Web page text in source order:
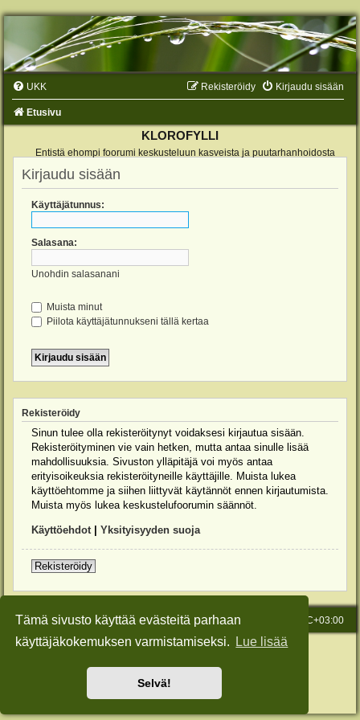
Tämä sivusto käyttää evästeitä parhaan
käyttäjäkokemuksen varmistamiseksi.
Lue lisää
Selvä!
UKK Kirjaudu sisään
Rekisteröidy
Etusivu
KLOROFYLLI
Entistä ehompi foorumi keskusteluun kasveista ja puutarhanhoidosta
Kirjaudu sisään
Käyttäjätunnus:
Salasana:
Unohdin salasanani
Muista minut
Piilota käyttäjätunnukseni tällä kertaa
Rekisteröidy
Sinun tulee olla rekisteröitynyt voidaksesi kirjautua sisään.
Rekisteröityminen vie vain hetken, mutta antaa sinulle lisää
mahdollisuuksia. Sivuston ylläpitäjä voi myös antaa
erityisoikeuksia rekisteröityneille käyttäjille. Muista lukea
käyttöehtomme ja siihen liittyvät käytännöt ennen kirjautumista.
Muista myös lukea keskustelufoorumin säännöt.
Käyttöehdot| Yksityisyyden suoja
Rekisteröidy
Etusivu Kaikki ajat ovat UTC+03:00
Viesti Ylläpidolle
Keskustelufoorumin ohjelmistophpBB® Forum Software © phpBB Limited